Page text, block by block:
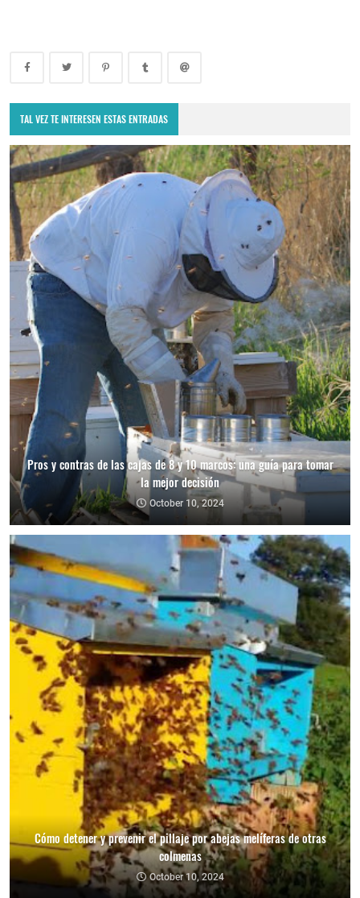
TAL VEZ TE INTERESEN ESTAS ENTRADAS
Pros y contras de las cajas de 8 y 10 marcos: una guía para tomar
la mejor decisión
October 10, 2024
Cómo detener y prevenir el pillaje por abejas melíferas de otras
colmenas
October 10, 2024